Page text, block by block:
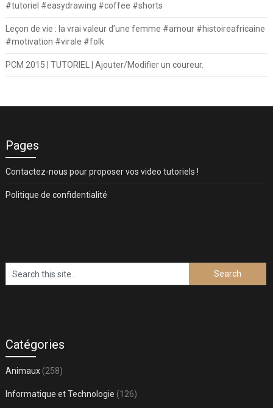
#tutoriel #easydrawing #coffee #shorts
Leçon de vie : la vrai valeur d’une femme #amour #histoireafricaine
#motivation #virale #folk
PCM 2015 | TUTORIEL | Ajouter/Modifier un coureur.
Pages
Contactez-nous pour proposer vos video tutoriels !
Politique de confidentialité
Catégories
Animaux(258)
Informatique et Technologie (126)